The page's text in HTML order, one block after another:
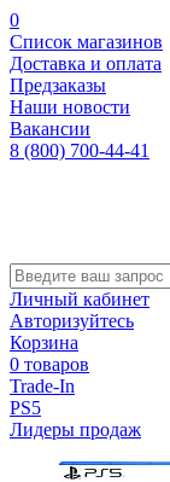
0
Список магазинов
Доставка и оплата
Предзаказы
Наши новости
Вакансии
8 (800) 700-44-41
Личный кабинет
Авторизуйтесь
Корзина
0 товаров
Trade-In
PS5
Лидеры продаж